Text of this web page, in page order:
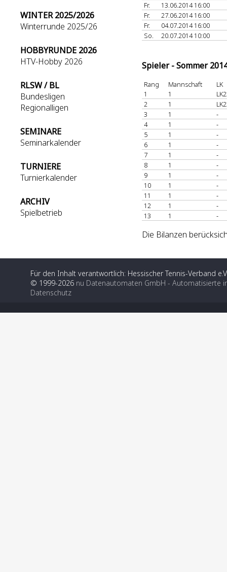
WINTER 2025/2026
Winterrunde 2025/26
HOBBYRUNDE 2026
HTV-Hobby 2026
RLSW / BL
Bundesligen
Regionalligen
SEMINARE
Seminarkalender
TURNIERE
Turnierkalender
ARCHIV
Spielbetrieb
Fr.
13.06.2014 16:00
Fr.
27.06.2014 16:00
Fr.
04.07.2014 16:00
So.
20.07.2014 10:00
Spieler - Sommer
Rang Mannschaft
LK
1
1
2
1
3
1
-
4
1
-
5
1
-
6
1
-
7
1
-
8
1
-
9
1
-
10
1
-
11
1
-
12
1
-
13
1 -
Die Bilanzen
Für den Inhalt verantwortlich: Hessischer Tennis-Verband
© 1999-2026 nu Datenautomaten GmbH - Automatisierte
Datenschutz